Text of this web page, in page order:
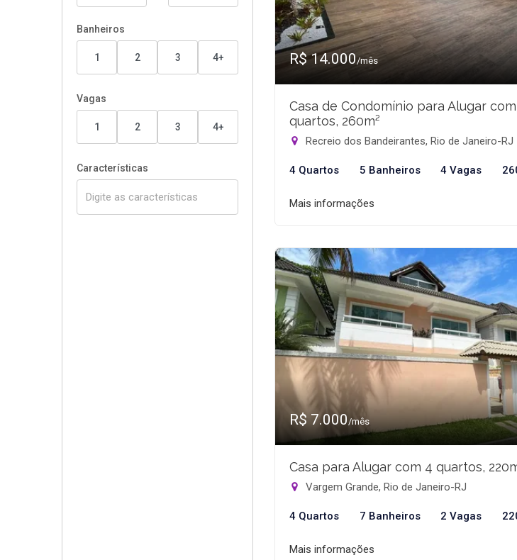
Banheiros
1 2 3 4+
Vagas
1 2 3 4+
Características
R$ 14.000/mês
Casa de Condomínio para Alugar
quartos, 260m²
Recreio dos Bandeirantes, Rio de Janeiro-RJ
4 Quartos 5 Banheiros 4 Vagas
Mais informações
R$ 7.000/mês
Casa para Alugar com 4 quartos,
Vargem Grande, Rio de Janeiro-RJ
4 Quartos 7 Banheiros 2 Vagas
Mais informações